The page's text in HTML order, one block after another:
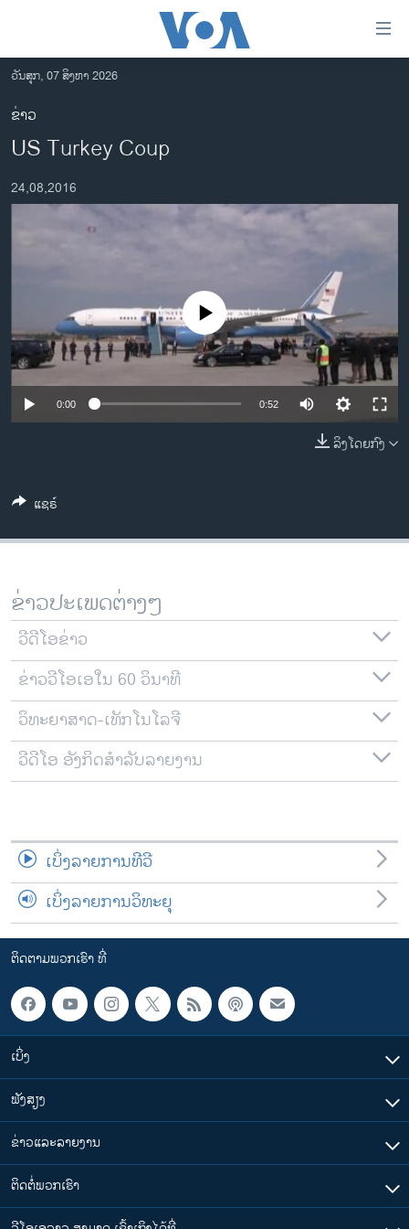
ເຂົ້າ
ຫາ
ຂ້າມ
ຂ້າມ
ໄປ
ອາເມຣິກາ
ການເລືອກຕັ້ງ ປະທານາທີບໍດີ ສະຫະລັດ 2024
ອິດສະຫຼະພາບດ້ານການຂ່າວ
ຊີວິດຊາວລາວ
ຊຸມຊົນຊາວລາວ
ວິທະຍາສາດ-ເທັກໂນໂລຈີ
ພາສາອັງກິດ
ລາຍການກະຈາຍສຽງ
ລາຍງານ
ຕິດຕາມພວກເຮົາ ທີ່
ພາສາຕ່າງໆ
ວັນສຸກ, 07 ສິງຫາ 2026
ຂ່າວ
US Turkey Coup
24,08,2016
No media source currently available
0:00 0:52
ລິງໂດຍກົງ
ແຊຣ໌
ຂ່າວປະເພດຕ່າງໆ
ວີດີໂອຂ່າວ
ຂ່າວວີໂອເອໃນ 60 ວິນາທີ
ວິທະຍາສາດ-ເທັກໂນໂລຈີ
ວີດີໂອ ອັງກິດສຳລັບລາຍງານ
ເບິ່ງລາຍການທີວີ
ເບິ່ງລາຍການວິທະຍຸ
ຕິດຕາມພວກເຮົາ ທີ່
ເບິ່ງ
ຟັງສຽງ
ຂ່າວແລະລາຍງານ
ຕິດຕໍ່ພວກເຮົາ